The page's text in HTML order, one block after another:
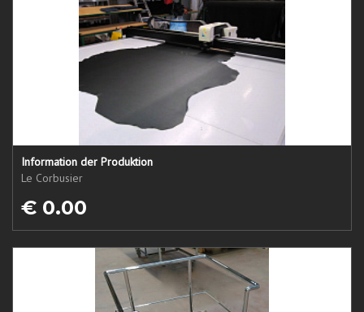
Information der Produktion
Le Corbusier
€ 0.00